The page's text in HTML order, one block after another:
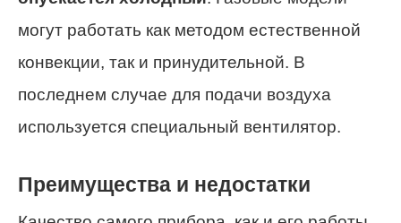
могут работать как методом естественной
конвекции, так и принудительной. В
последнем случае для подачи воздуха
используется специальный вентилятор.
Преимущества и недостатки